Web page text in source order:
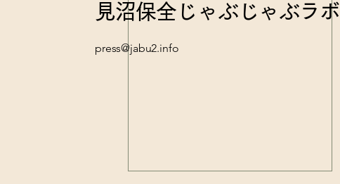
見沼保全じゃぶじゃぶラボ
press@jabu2.info